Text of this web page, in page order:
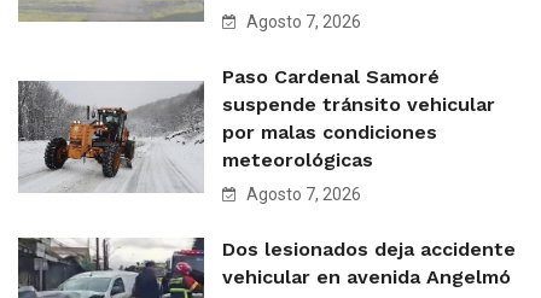
Agosto 7, 2026
Paso Cardenal Samoré
suspende tránsito vehicular
por malas condiciones
meteorológicas
Agosto 7, 2026
Dos lesionados deja accidente
vehicular en avenida Angelmó